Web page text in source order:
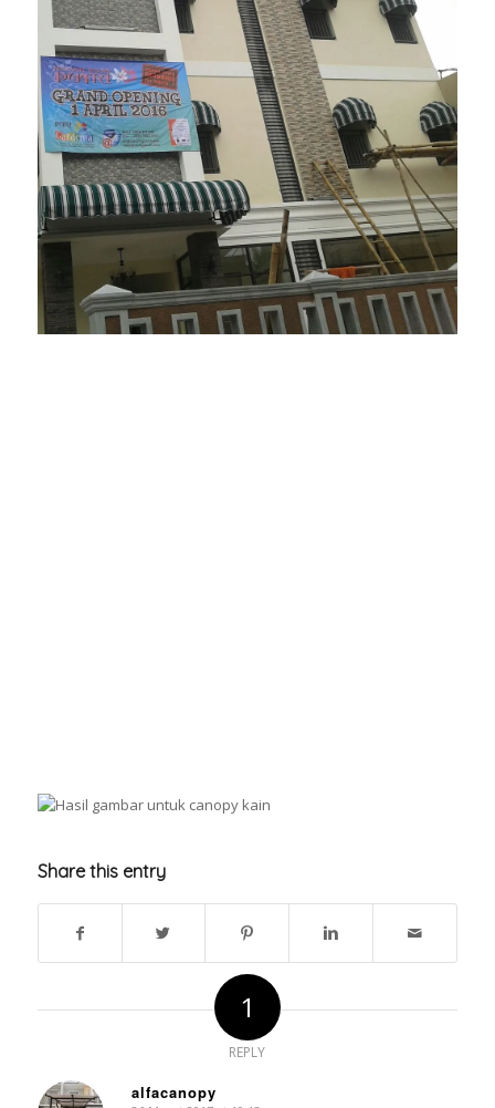
Share this entry
1
REPLY
alfacanopy